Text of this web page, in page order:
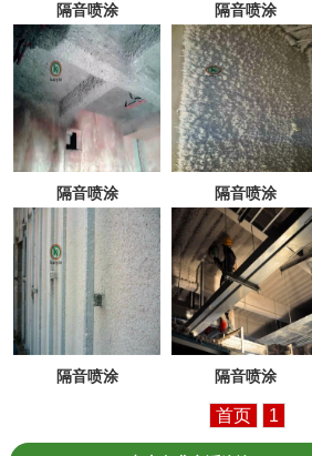
隔音喷涂 隔音喷涂
隔音喷涂 隔音喷涂
隔音喷涂 隔音喷涂
首页 1